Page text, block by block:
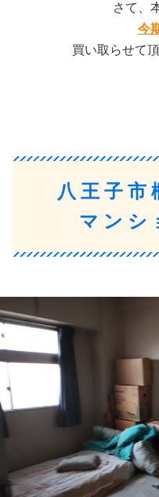
さて、
今
買い取らせて
八王子市
マンシ